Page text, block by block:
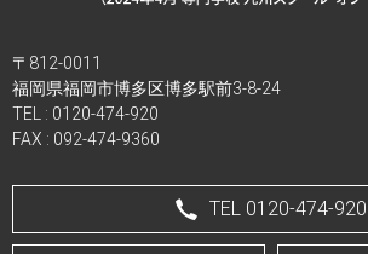
〒812-0011
福岡県福岡市博多区博多駅前3-8-24
TEL : 0120-474-920
FAX : 092-474-9360
TEL 0120-474-920